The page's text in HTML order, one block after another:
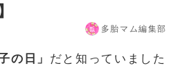
多胎マム編集部
の日」 だと知っていました